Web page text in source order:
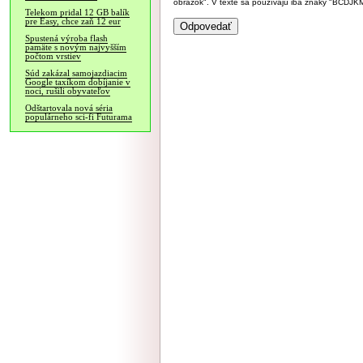
Telekom pridal 12 GB balík
pre Easy, chce zaň 12 eur
Spustená výroba flash
pamäte s novým najvyšším
počtom vrstiev
Súd zakázal samojazdiacim
Google taxíkom dobíjanie v
noci, rušili obyvateľov
Odštartovala nová séria
populárneho sci-fi Futurama
obrázok". V texte sa používajú iba znaky